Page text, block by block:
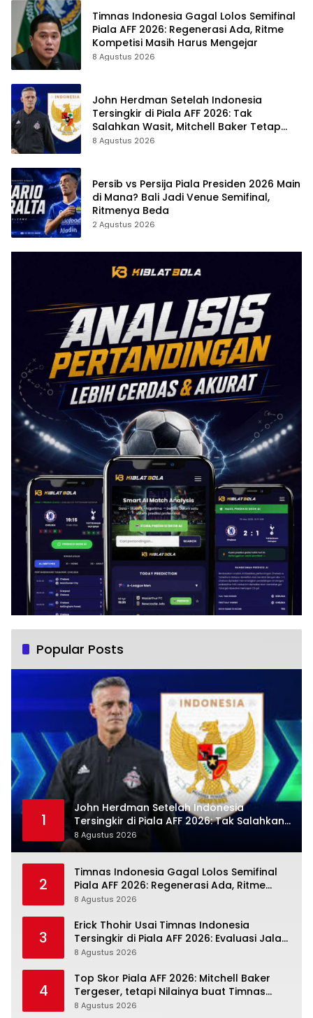
Timnas Indonesia Gagal Lolos Semifinal
Piala AFF 2026: Regenerasi Ada, Ritme
Kompetisi Masih Harus Mengejar
8 Agustus 2026
John Herdman Setelah Indonesia
Tersingkir di Piala AFF 2026: Tak
Salahkan Wasit, Mitchell Baker Tetap
Jadi Modal
8 Agustus 2026
Persib vs Persija Piala Presiden 2026 Main
di Mana? Bali Jadi Venue Semifinal,
Ritmenya Beda
2 Agustus 2026
Popular Posts
1
John Herdman Setelah Indonesia
Tersingkir di Piala AFF 2026: Tak Salahkan
Wasit, Mitchell Baker Tetap Jadi Modal
8 Agustus 2026
2
Timnas Indonesia Gagal Lolos Semifinal
Piala AFF 2026: Regenerasi Ada, Ritme
Kompetisi Masih Harus Mengejar
8 Agustus 2026
3
Erick Thohir Usai Timnas Indonesia
Tersingkir di Piala AFF 2026: Evaluasi Jalan,
Agenda Berikutnya Sudah Dekat
8 Agustus 2026
4
Top Skor Piala AFF 2026: Mitchell Baker
Tergeser, tetapi Nilainya buat Timnas
Indonesia Justru Naik
8 Agustus 2026